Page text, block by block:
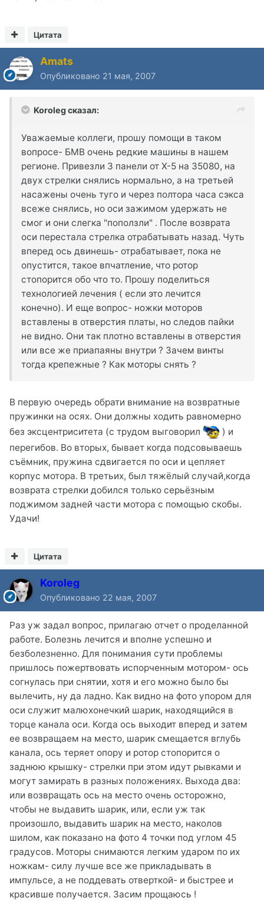
Цитата
Amats
Опубликовано 21 мая, 2007
Koroleg сказал:
Уважаемые коллеги, прошу помощи в таком
вопросе- БМВ очень редкие машины в нашем
регионе. Привезли 3 панели от X-5 на 35080, на
двух стрелки снялись нормально, а на третьей
насажены очень туго и через полтора часа сэкса
всеже снялись, но оси зажимом удержать не
смог и они слегка "поползли" . После возврата
оси перестала стрелка отрабатывать назад. Чуть
вперед ось двинешь- отрабатывает, пока не
опустится, такое впчатление, что ротор
стопорится обо что то. Прошу поделиться
технологией лечения ( если это лечится
конечно). И еще вопрос- ножки моторов
вставлены в отверстия платы, но следов пайки
не видно. Они так плотно вставлены в отверстия
или все же приапаяны внутри ? Зачем винты
тогда крепежные ? Как моторы снять ?
В первую очередь обрати внимание на возвратные
пружинки на осях. Они должны ходить равномерно
без эксцентриситета (с трудом выговорил
) и
перегибов. Во вторых, бывает когда подсовываешь
съёмник, пружина сдвигается по оси и цепляет
корпус мотора. В третьих, был тяжёлый случай,когда
возврата стрелки добился только серьёзным
поджимом задней части мотора с помощью скобы.
Удачи!
Цитата
Koroleg
Опубликовано 22 мая, 2007
Раз уж задал вопрос, прилагаю отчет о проделанной
работе. Болезнь лечится и вполне успешно и
безболезненно. Для понимания сути проблемы
пришлось пожертвовать испорченным мотором- ось
согнулась при снятии, хотя и его можно было бы
вылечить, ну да ладно. Как видно на фото упором для
оси служит малюхонечкий шарик, находящийся в
торце канала оси. Когда ось выходит вперед и затем
ее возвращаем на место, шарик смещается вглубь
канала, ось теряет опору и ротор стопорится о
заднюю крышку- стрелки при этом идут рывками и
могут замирать в разных положениях. Выхода два:
или возвращать ось на место очень осторожно,
чтобы не выдавить шарик, или, если уж так
произошло, выдавить шарик на место, наколов
шилом, как показано на фото 4 точки под углом 45
градусов. Моторы снимаются легким ударом по их
ножкам- силу лучше все же прикладывать в
импульсе, а не поддевать отверткой- и быстрее и
красивше получается. Засим прощаюсь !